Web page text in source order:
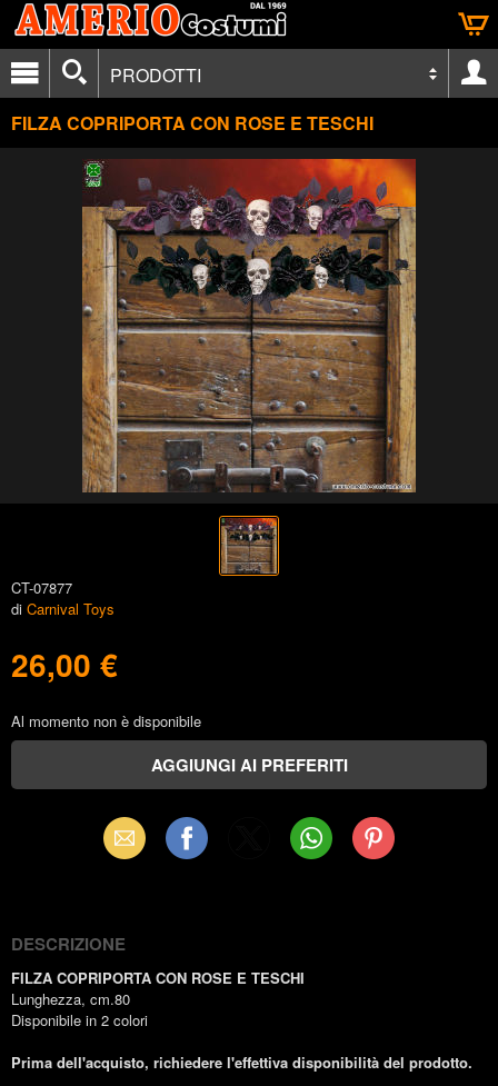
PRODOTTI
FILZA COPRIPORTA CON ROSE E TESCHI
CT-07877
di Carnival Toys
26,00 €
Al momento non è disponibile
Email Facebook WhatsAppPinterest
DESCRIZIONE
FILZA COPRIPORTA CON ROSE E TESCHI
Lunghezza, cm.80
Disponibile in 2 colori
Prima dell'acquisto, richiedere l'effettiva disponibilità del prodotto.